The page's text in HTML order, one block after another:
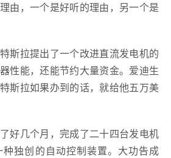
由，一个是好听的理由，另一个是
斯拉提出了一个改进直流发电机的
性能，还能节约大量资金。爱迪生
斯拉如果办到的话，就给他五万美
好几个月，完成了二十四台发电机
独创的自动控制装置。大功告成